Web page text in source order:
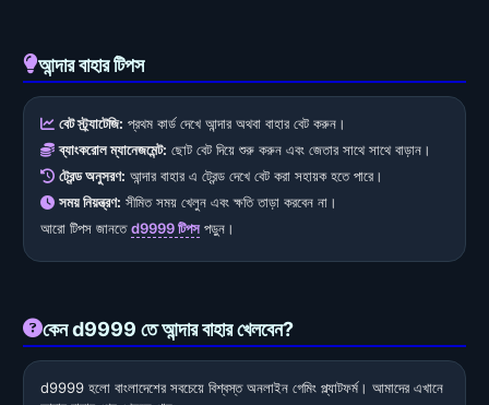
আন্দার বাহার টিপস
বেট স্ট্র্যাটেজি: প্রথম কার্ড দেখে আন্দার অথবা বাহার বেট করুন।
ব্যাংকরোল ম্যানেজমেন্ট: ছোট বেট দিয়ে শুরু করুন এবং জেতার সাথে সাথে বাড়ান।
ট্রেন্ড অনুসরণ: আন্দার বাহার এ ট্রেন্ড দেখে বেট করা সহায়ক হতে পারে।
সময় নিয়ন্ত্রণ: সীমিত সময় খেলুন এবং ক্ষতি তাড়া করবেন না।
আরো টিপস জানতেd9999 টিপস পড়ুন।
কেন d9999 তে আন্দার বাহার খেলবেন?
d9999 হলো বাংলাদেশের সবচেয়ে বিশ্বস্ত অনলাইন গেমিং প্ল্যাটফর্ম। আমাদের এখানে